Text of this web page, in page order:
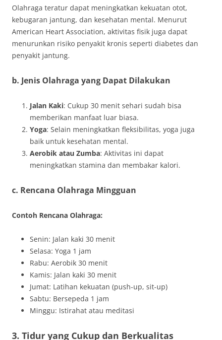
Olahraga teratur dapat meningkatkan kekuatan otot,
kebugaran jantung, dan kesehatan mental. Menurut
American Heart Association, aktivitas fisik juga dapat
menurunkan risiko penyakit kronis seperti diabetes dan
penyakit jantung.
b. Jenis Olahraga yang Dapat Dilakukan
Jalan Kaki: Cukup 30 menit sehari sudah bisa
memberikan manfaat luar biasa.
Yoga: Selain meningkatkan fleksibilitas, yoga juga
baik untuk kesehatan mental.
Aerobik atau Zumba: Aktivitas ini dapat
meningkatkan stamina dan membakar kalori.
c. Rencana Olahraga Mingguan
Contoh Rencana Olahraga:
Senin: Jalan kaki 30 menit
Selasa: Yoga 1 jam
Rabu: Aerobik 30 menit
Kamis: Jalan kaki 30 menit
Jumat: Latihan kekuatan (push-up, sit-up)
Sabtu: Bersepeda 1 jam
Minggu: Istirahat atau meditasi
3. Tidur yang Cukup dan Berkualitas